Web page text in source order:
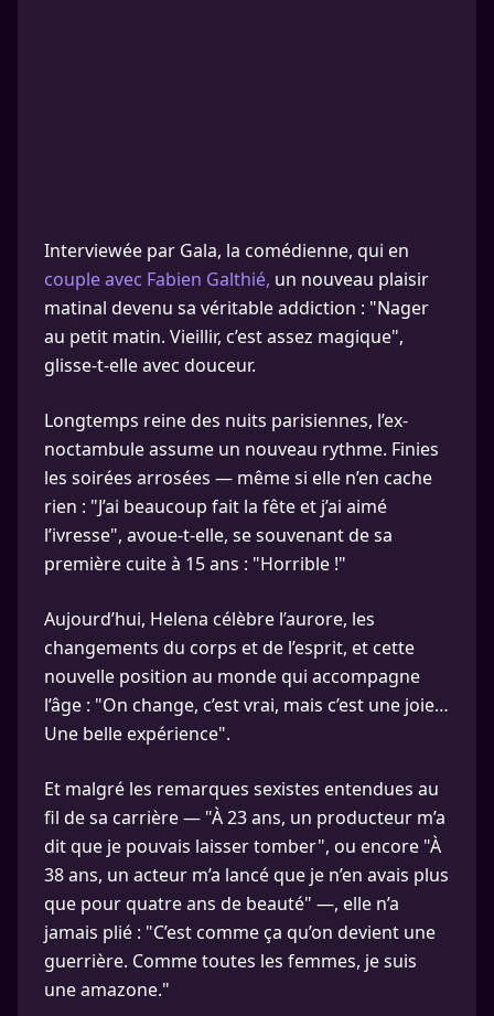
Interviewée par Gala, la comédienne, qui en
couple avec Fabien Galthié, un nouveau plaisir
matinal devenu sa véritable addiction : "Nager
au petit matin. Vieillir, c’est assez magique",
glisse-t-elle avec douceur.
Longtemps reine des nuits parisiennes, l’ex-
noctambule assume un nouveau rythme. Finies
les soirées arrosées — même si elle n’en cache
rien : "J’ai beaucoup fait la fête et j’ai aimé
l’ivresse", avoue-t-elle, se souvenant de sa
première cuite à 15 ans : "Horrible !"
Aujourd’hui, Helena célèbre l’aurore, les
changements du corps et de l’esprit, et cette
nouvelle position au monde qui accompagne
l’âge : "On change, c’est vrai, mais c’est une joie…
Une belle expérience".
Et malgré les remarques sexistes entendues au
fil de sa carrière — "À 23 ans, un producteur m’a
dit que je pouvais laisser tomber", ou encore "À
38 ans, un acteur m’a lancé que je n’en avais plus
que pour quatre ans de beauté" —, elle n’a
jamais plié : "C’est comme ça qu’on devient une
guerrière. Comme toutes les femmes, je suis
une amazone."